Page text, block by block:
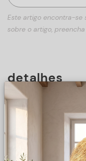
Este artigo encontra-se
sobre o artigo,
detalhes
DESCRIÇÃO